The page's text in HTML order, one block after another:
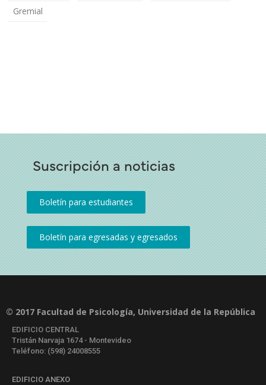
Gremial
Suscripción a noticias
© 2017 Facultad de Psicología, Universidad de la República
EDIFICIO CENTRAL
Tristán Narvaja 1674 - Montevideo
Teléfono: (598) 24008555
EDIFICIO ANEXO